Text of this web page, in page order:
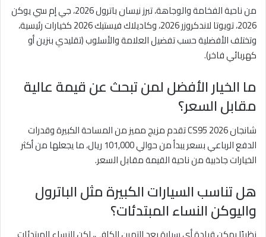
من ناحية الفخامة والوجاهة، تبرز نيسان باترول 2026، جي إم سي يوكن
2026، تويوتا لاندكروزر 2026، وكاديلاك فيستيك 2026 كخيارات رئيسية،
وتختلف الأفضلية حسب تفضيل العلامة والأسلوب (تقليدي بنزين أو
كهربائي فاخر).
ما الخيار الأفضل لمن تبحث عن قيمة عالية
مقابل السعر؟
شانجان CS95 2026 تقدم مزيج مميز من المساحة الكبيرة وقدرات
الدفع الرباعي بسعر يبدأ من حوالي 101,000 ريال، ما يجعلها من أكثر
الخيارات جاذبية من ناحية القيمة مقابل السعر.
هل تناسب السيارات الكبيرة مثل الباترول
واليوكن النساء المبتدئات؟